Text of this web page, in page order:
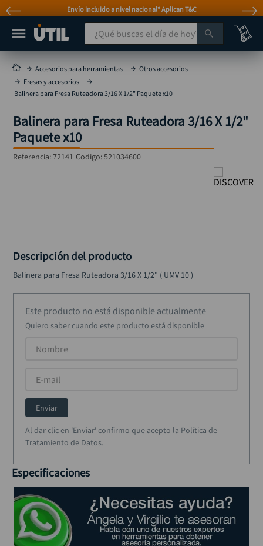
Envío incluido a nivel nacional* Aplican T&C
¿Qué buscas el día de hoy?
Accesorios para herramientas
Otros accesorios
Fresas y accesorios
Balinera para Fresa Ruteadora 3/16 X 1/2" Paquete x10
Balinera para Fresa Ruteadora 3/16 X 1/2"
Paquete x10
Referencia:72141 Codigo:521034600
Descripción del producto
Balinera para Fresa Ruteadora 3/16 X 1/2" ( UMV 10 )
Este producto no está disponible actualmente
Quiero saber cuando este producto está disponible
Enviar
Al dar clic en 'Enviar' confirmo que acepto la Política de
Tratamiento de Datos.
Especificaciones
MÁS BUSCADOS
taladro
compresor
sierra circular
rodachina
ruteadora